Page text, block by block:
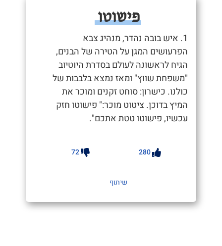
פישוטו
1. איש בובה נהדר, מנהיג צבא
הפרעושים המגן על הטירה של הבנים,
הגיח לראשונה לעולם בסדרת היוטיוב
"משפחת שווץ" ומאז נמצא בלבבות של
כולנו. כישרון: סוחט זקנים ומוכר את
המיץ בדוכן. ציטוט מוכר:" פישוטו חזק
עכשיו, פישוטו טטת אתכם".
280
72
שיתוף